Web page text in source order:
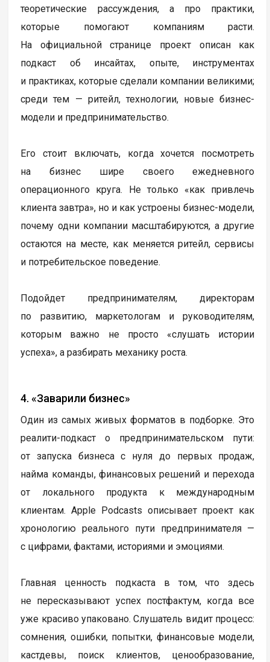
теоретические рассуждения, а про практики,
которые помогают компаниям расти.
На официальной странице проект описан как
подкаст об инсайтах, опыте, инструментах
и практиках, которые сделали компании великими;
среди тем — ритейл, технологии, новые бизнес-
модели и предпринимательство.
Его стоит включать, когда хочется посмотреть
на бизнес шире своего ежедневного
операционного круга. Не только «как привлечь
клиента завтра», но и как устроены бизнес-модели,
почему одни компании масштабируются, а другие
остаются на месте, как меняется ритейл, сервисы
и потребительское поведение.
Подойдет предпринимателям, директорам
по развитию, маркетологам и руководителям,
которым важно не просто «слушать истории
успеха», а разбирать механику роста.
4. «Заварили бизнес»
Один из самых живых форматов в подборке. Это
реалити-подкаст о предпринимательском пути:
от запуска бизнеса с нуля до первых продаж,
найма команды, финансовых решений и перехода
от локального продукта к международным
клиентам. Apple Podcasts описывает проект как
хронологию реального пути предпринимателя —
с цифрами, фактами, историями и эмоциями.
Главная ценность подкаста в том, что здесь
не пересказывают успех постфактум, когда все
уже красиво упаковано. Слушатель видит процесс:
сомнения, ошибки, попытки, финансовые модели,
кастдевы, поиск клиентов, ценообразование,